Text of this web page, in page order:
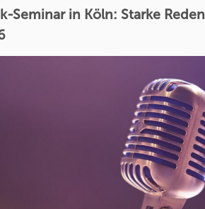
Seminar in Köln: Starke Reden